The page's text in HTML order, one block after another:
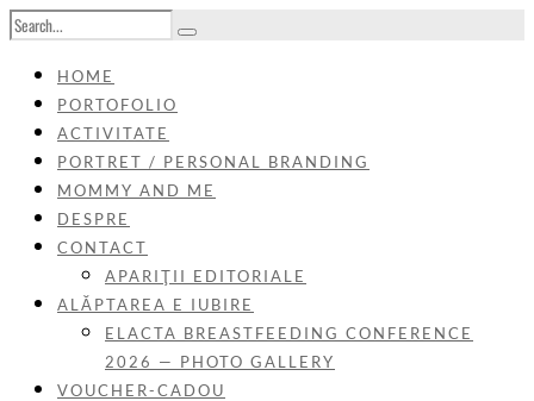
HOME
PORTOFOLIO
ACTIVITATE
PORTRET / PERSONAL BRANDING
MOMMY AND ME
DESPRE
CONTACT
APARIŢII EDITORIALE
ALĂPTAREA E IUBIRE
ELACTA BREASTFEEDING CONFERENCE
2026 — PHOTO GALLERY
VOUCHER-CADOU